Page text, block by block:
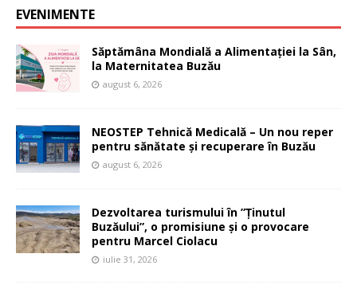
EVENIMENTE
Săptămâna Mondială a Alimentației la Sân,
la Maternitatea Buzău
august 6, 2026
NEOSTEP Tehnică Medicală – Un nou reper
pentru sănătate și recuperare în Buzău
august 6, 2026
Dezvoltarea turismului în ”Ținutul
Buzăului”, o promisiune și o provocare
pentru Marcel Ciolacu
iulie 31, 2026